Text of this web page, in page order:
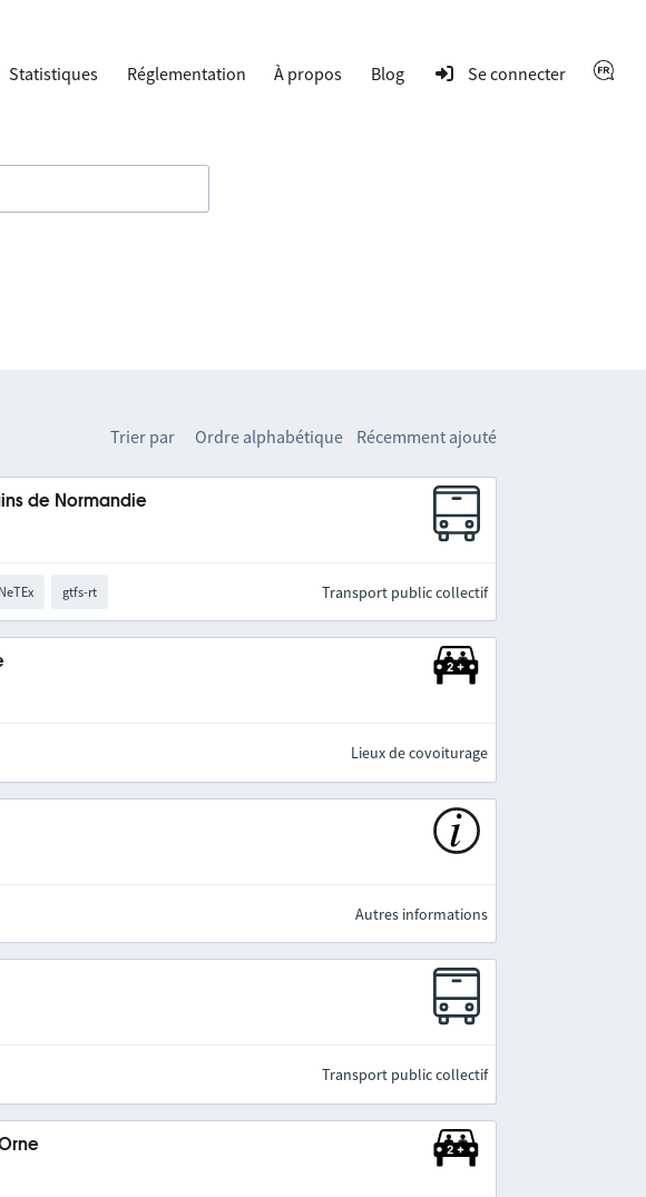
Statistiques Réglementation À propos Blog Se connecter
Trier par Ordre alphabétique Récemment ajouté
de Normandie
NeTEx gtfs-rt Transport public collectif
Lieux de covoiturage
Autres informations
Transport public collectif